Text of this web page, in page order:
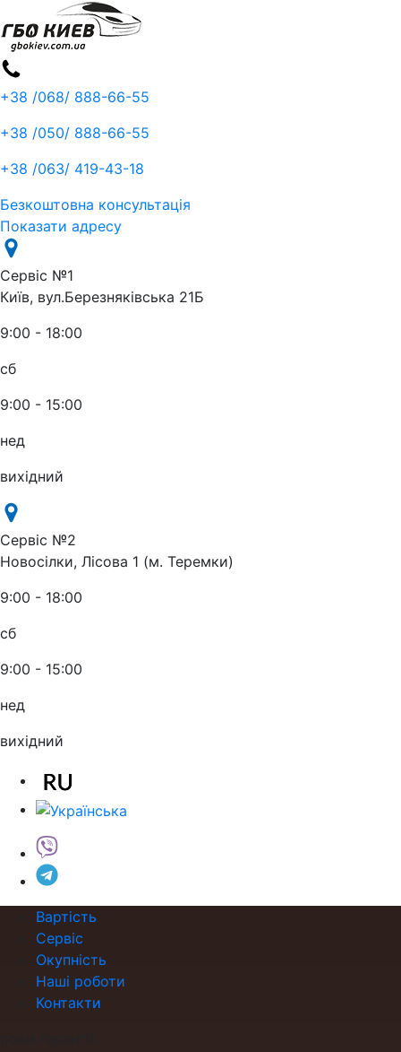
+38 /068/ 888-66-55
+38 /050/ 888-66-55
+38 /063/ 419-43-18
Безкоштовна консультація
Показати адресу
Сервіс №1
Київ, вул.Березняківська 21Б
9:00 - 18:00
сб
9:00 - 15:00
нед
вихідний
Сервіс №2
Новосілки, Лісова 1 (м. Теремки)
9:00 - 18:00
сб
9:00 - 15:00
нед
вихідний
Вартість
Сервіс
Окупність
Наші роботи
Контакти